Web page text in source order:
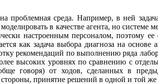
проблемная среда. Например, в ней
в качестве агента, но системе
настроенным персоналом, поэтому ее
как задача выбора диагноза на
рекомендаций по выполнению ряда
высоких уровнях по сравнению с
говоря) от ходов, сделанных в
принятие решений в одной и той же